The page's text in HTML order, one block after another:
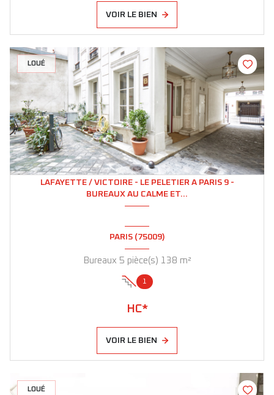
VOIR LE BIEN
LOUÉ
LAFAYETTE / VICTOIRE - LE PELETIER A PARIS 9 -
BUREAUX AU CALME ET...
PARIS (75009)
Bureaux 5 pièce(s) 138 m²
1
HC*
VOIR LE BIEN
LOUÉ